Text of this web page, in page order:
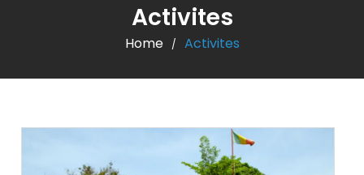
Activites
Home / Activites